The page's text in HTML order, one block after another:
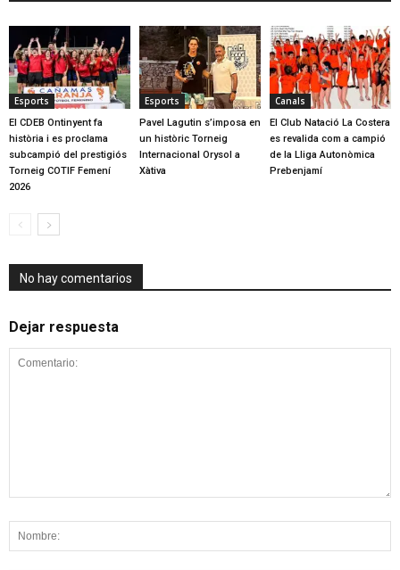
Esports
El CDEB Ontinyent fa
història i es proclama
subcampió del prestigiós
Torneig COTIF Femení
2026
Esports
Pavel Lagutin s’imposa en
un històric Torneig
Internacional Orysol a
Xàtiva
Canals
El Club Natació La Costera
es revalida com a campió
de la Lliga Autonòmica
Prebenjamí
No hay comentarios
Dejar respuesta